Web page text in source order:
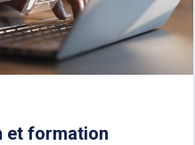
et formation